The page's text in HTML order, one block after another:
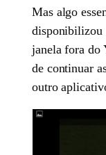
Mas algo
disponibilizou
janela fora do
de continuar
outro